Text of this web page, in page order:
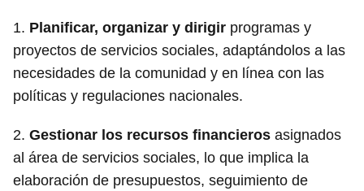
1. Planificar, organizar y dirigir programas y
proyectos de servicios sociales, adaptándolos a las
necesidades de la comunidad y en línea con las
políticas y regulaciones nacionales.
2. Gestionar los recursos financieros asignados
al área de servicios sociales, lo que implica la
elaboración de presupuestos, seguimiento de